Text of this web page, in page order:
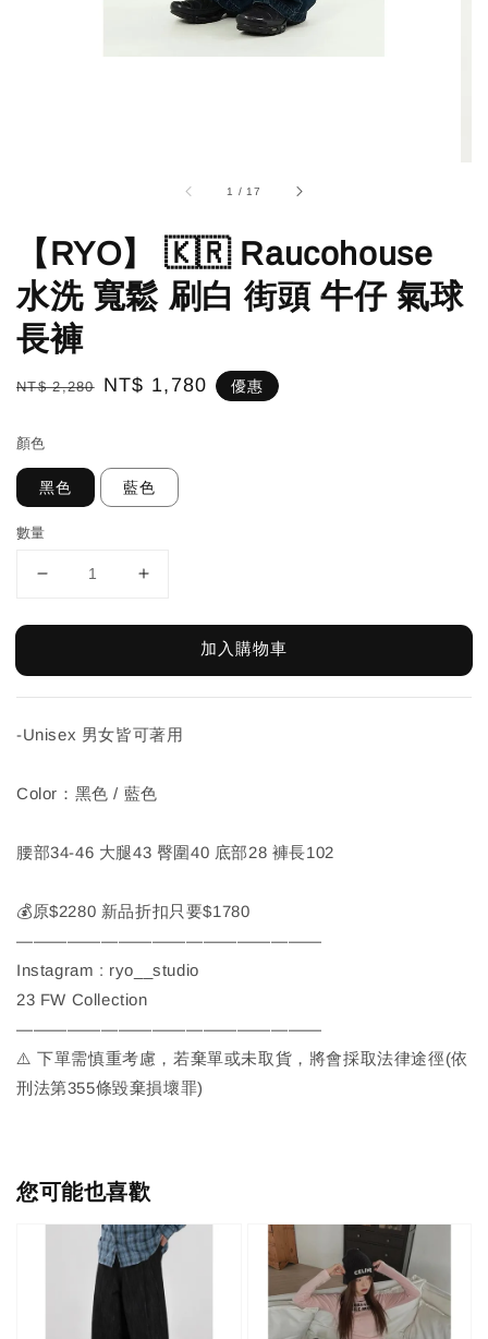
1 /17
【RYO】 🇰🇷 Raucohouse
水洗 寬鬆 刷白 街頭 牛仔 氣球
長褲
Regular
NT$ 2,280
Sale
NT$ 1,780 優惠
顏色
黑色 藍色
數量
加入購物車
-Unisex 男女皆可著用
Color：黑色 / 藍色
腰部34-46 大腿43 臀圍40 底部28 褲長102
💰原$2280 新品折扣只要$1780
——————————————————
Instagram : ryo__studio
23 FW Collection
——————————————————
⚠️ 下單需慎重考慮，若棄單或未取貨，將會採取法律途徑(依
刑法第355條毀棄損壞罪)
您可能也喜歡